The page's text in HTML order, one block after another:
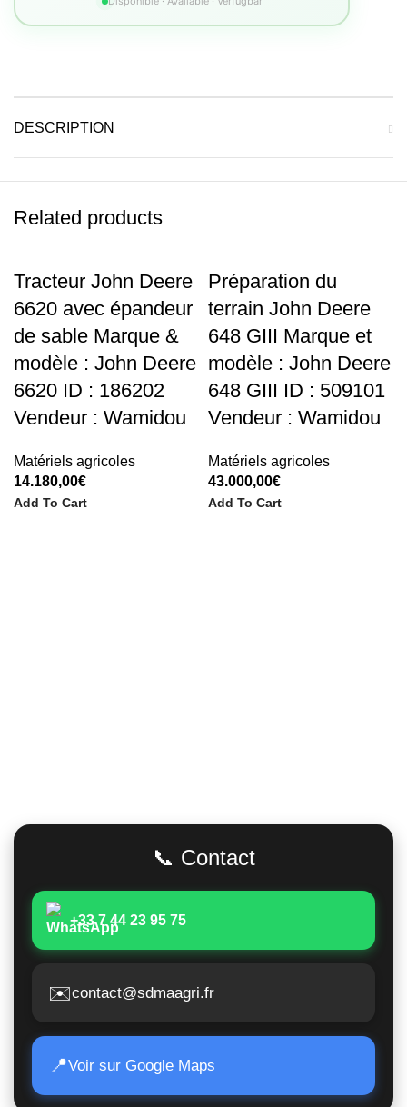
DESCRIPTION
Related products
Tracteur John Deere
6620 avec épandeur
de sable Marque &
modèle : John Deere
6620 ID : 186202
Vendeur : Wamidou
Matériels agricoles
14.180,00€
Add To Cart
Préparation du
terrain John Deere
648 GIII Marque et
modèle : John Deere
648 GIII ID : 509101
Vendeur : Wamidou
Matériels agricoles
43.000,00€
Add To Cart
📞 Contact
+33 7 44 23 95 75
✉️contact@sdmaagri.fr
📍Voir sur Google Maps